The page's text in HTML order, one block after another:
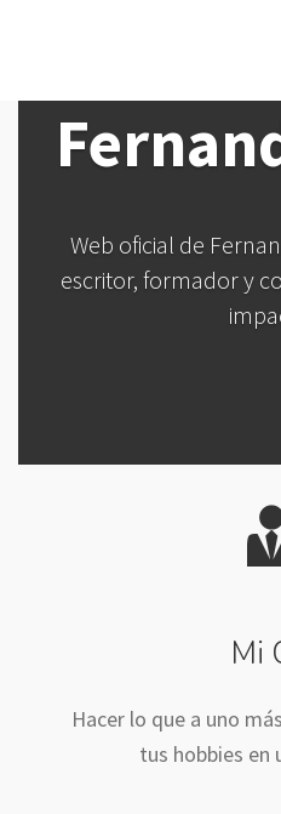
Web oficial de
escritor, formador y
Mi
Hacer lo que a uno
tus hobbies en